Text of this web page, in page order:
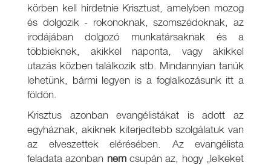
körben kell hirdetnie Krisztust, amelyben mozog
és dolgozik - rokonoknak, szomszédoknak, az
irodájában dolgozó munkatársaknak és a
többieknek, akikkel naponta, vagy akikkel
utazás közben találkozik stb. Mindannyian tanúk
lehetünk, bármi legyen is a foglalkozásunk itt a
földön.
Krisztus azonban evangélistákat is adott az
egyháznak, akiknek kiterjedtebb szolgálatuk van
az elveszettek elérésében. Az evangélista
feladata azonban nemcsupán az, hogy „lelkeket